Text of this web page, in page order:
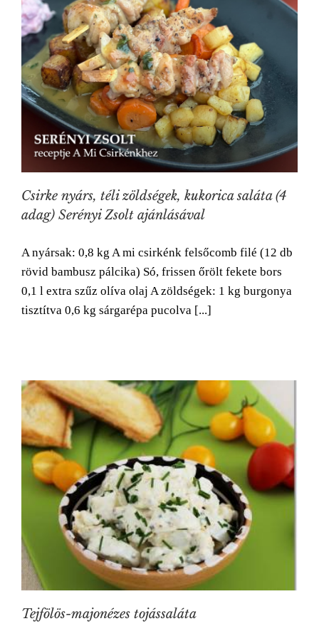
Csirke nyárs, téli zöldségek, kukorica saláta (4
adag) Serényi Zsolt ajánlásával
A nyársak: 0,8 kg A mi csirkénk felsőcomb filé (12 db
rövid bambusz pálcika) Só, frissen őrölt fekete bors
0,1 l extra szűz olíva olaj A zöldségek: 1 kg burgonya
tisztítva 0,6 kg sárgarépa pucolva [...]
Tejfölös-majonézes tojássaláta